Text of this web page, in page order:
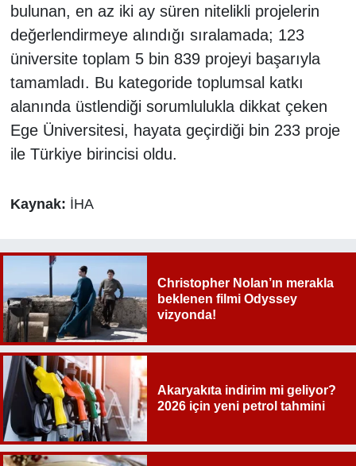
bulunan, en az iki ay süren nitelikli projelerin
değerlendirmeye alındığı sıralamada; 123
üniversite toplam 5 bin 839 projeyi başarıyla
tamamladı. Bu kategoride toplumsal katkı
alanında üstlendiği sorumlulukla dikkat çeken
Ege Üniversitesi, hayata geçirdiği bin 233 proje
ile Türkiye birincisi oldu.
Kaynak: İHA
Christopher Nolan’ın merakla
beklenen filmi Odyssey
vizyonda!
Akaryakıta indirim mi geliyor?
2026 için yeni petrol tahmini